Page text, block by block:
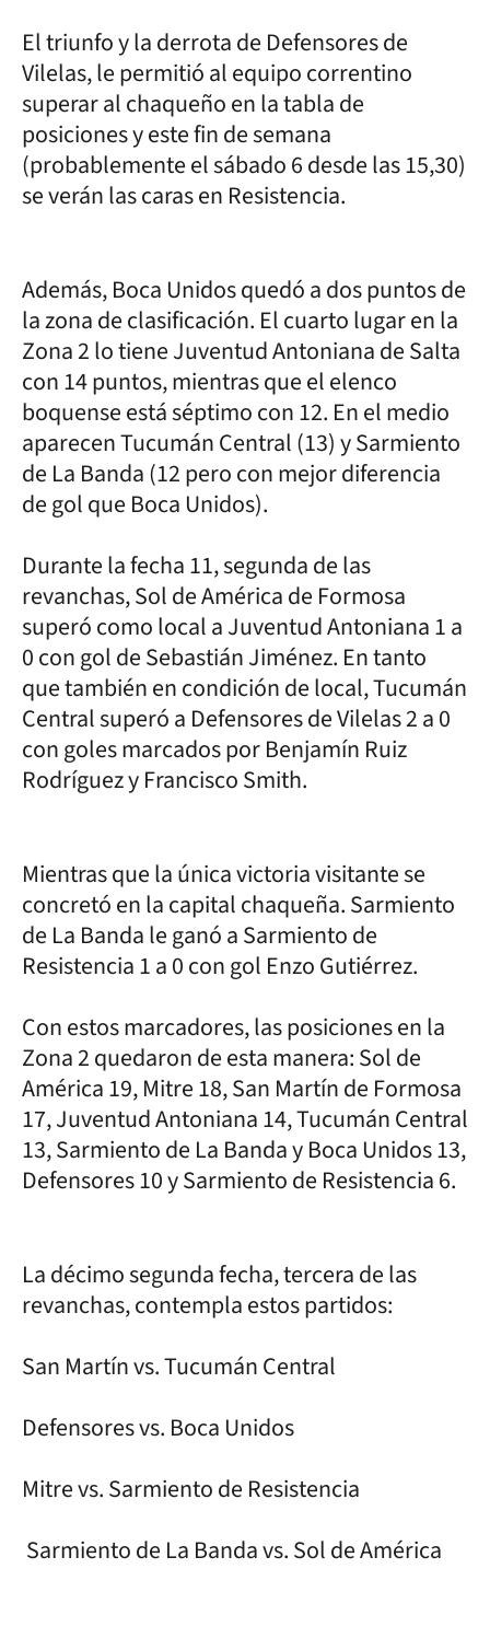
El triunfo y la derrota de Defensores de
Vilelas, le permitió al equipo correntino
superar al chaqueño en la tabla de
posiciones y este fin de semana
(probablemente el sábado 6 desde las 15,30)
se verán las caras en Resistencia.
Además, Boca Unidos quedó a dos puntos de
la zona de clasificación. El cuarto lugar en la
Zona 2 lo tiene Juventud Antoniana de Salta
con 14 puntos, mientras que el elenco
boquense está séptimo con 12. En el medio
aparecen Tucumán Central (13) y Sarmiento
de La Banda (12 pero con mejor diferencia
de gol que Boca Unidos).
Durante la fecha 11, segunda de las
revanchas, Sol de América de Formosa
superó como local a Juventud Antoniana 1 a
0 con gol de Sebastián Jiménez. En tanto
que también en condición de local, Tucumán
Central superó a Defensores de Vilelas 2 a 0
con goles marcados por Benjamín Ruiz
Rodríguez y Francisco Smith.
Mientras que la única victoria visitante se
concretó en la capital chaqueña. Sarmiento
de La Banda le ganó a Sarmiento de
Resistencia 1 a 0 con gol Enzo Gutiérrez.
Con estos marcadores, las posiciones en la
Zona 2 quedaron de esta manera: Sol de
América 19, Mitre 18, San Martín de Formosa
17, Juventud Antoniana 14, Tucumán Central
13, Sarmiento de La Banda y Boca Unidos 13,
Defensores 10 y Sarmiento de Resistencia 6.
La décimo segunda fecha, tercera de las
revanchas, contempla estos partidos:
San Martín vs. Tucumán Central
Defensores vs. Boca Unidos
Mitre vs. Sarmiento de Resistencia
Sarmiento de La Banda vs. Sol de América